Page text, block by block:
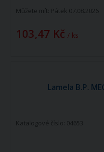
Můžete mít: Pátek 07.08.2026
103,47 Kč / ks
Lamela B.P.
Katalogové číslo: 04653